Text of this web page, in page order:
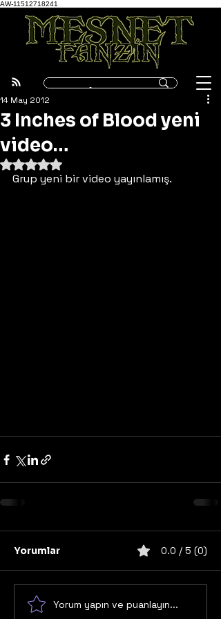
AW-11512718241
3 Inches of Blood yeni
video…
14 May 2012
5 üzerinden NaN yıldız
Grup yeni bir video yayınlamış.
Yorumlar 0.0 / 5 (0)
Yorum yapın ve puanlayın...